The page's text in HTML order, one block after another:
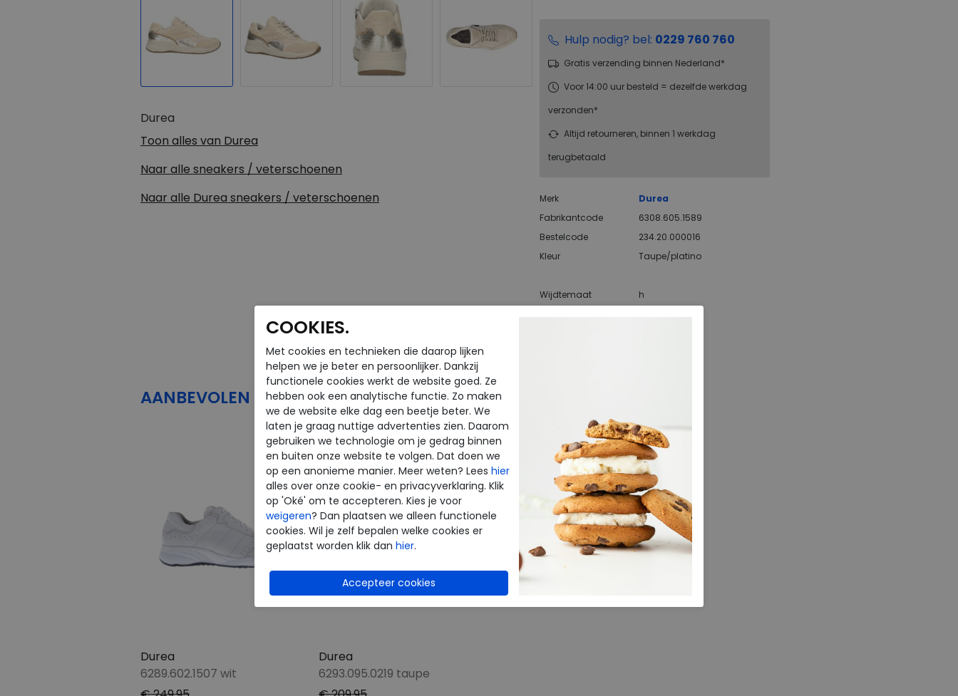
Durea
Toon alles van Durea
Naar alle sneakers / veterschoenen
Naar alle Durea sneakers / veterschoenen
Hulp nodig? bel: 0229 760 760
Gratis verzending binnen Nederland*
Voor 14:00 uur besteld = dezelfde werkdag
verzonden*
Altijd retourneren, binnen 1 werkdag
terugbetaald
Merk
Durea
Fabrikantcode
6308.605.1589
Bestelcode
234.20.000016
Kleur
Taupe/platino
Wijdtemaat
h
AANBEVOLEN PRODUCTEN
Durea
6289.602.1507 wit
Durea
6293.095.0219 taupe
COOKIES.
Met cookies en technieken die daarop lijken
helpen we je beter en persoonlijker. Dankzij
functionele cookies werkt de website goed. Ze
hebben ook een analytische functie. Zo maken
we de website elke dag een beetje beter. We
laten je graag nuttige advertenties zien. Daarom
gebruiken we technologie om je gedrag binnen
en buiten onze website te volgen. Dat doen we
op een anonieme manier. Meer weten? Lees hier
alles over onze cookie- en privacyverklaring. Klik
op 'Oké' om te accepteren. Kies je voor
weigeren? Dan plaatsen we alleen functionele
cookies. Wil je zelf bepalen welke cookies er
geplaatst worden klik dan hier.